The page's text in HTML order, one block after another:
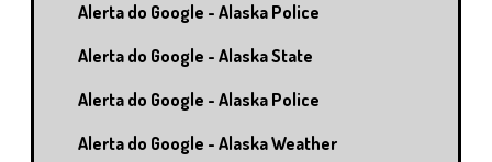
Alerta do Google - Alaska Police
Alerta do Google - Alaska State
Alerta do Google - Alaska Police
Alerta do Google - Alaska Weather